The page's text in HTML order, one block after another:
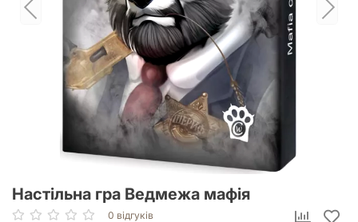
Настільна гра Ведмежа мафія
0 відгуків